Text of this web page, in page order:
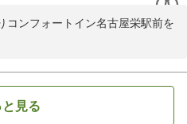
た。部屋の設備で欲しかったのは、
ので、部屋での事務ワークがちょ
なり優秀なホテルでした！また利用
コンフォートイン名古屋栄駅前を
ざいます。
ッフのご案内がお役に立てたよう
と見る